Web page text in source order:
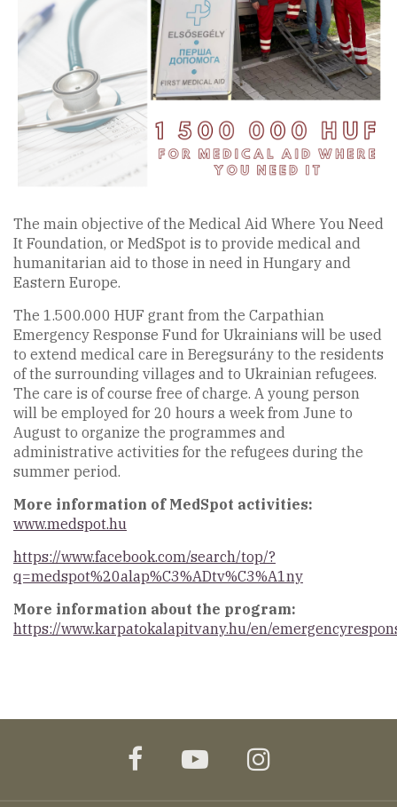
The main objective of the Medical Aid Where You Need
It Foundation, or MedSpot is to provide medical and
humanitarian aid to those in need in Hungary and
Eastern Europe.
The 1.500.000 HUF grant from the Carpathian
Emergency Response Fund for Ukrainians will be used
to extend medical care in Beregsurány to the residents
of the surrounding villages and to Ukrainian refugees.
The care is of course free of charge. A young person
will be employed for 20 hours a week from June to
August to organize the programmes and
administrative activities for the refugees during the
summer period.
More information of MedSpot activities:
www.medspot.hu
https://www.facebook.com/search/top/?
q=medspot%20alap%C3%ADtv%C3%A1ny
More information about the program:
https://www.karpatokalapitvany.hu/en/
facebookyoutubeinstagram